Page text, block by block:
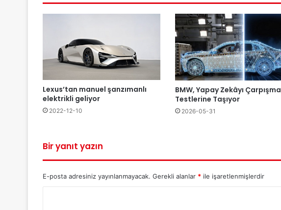
Lexus’tan manuel şanzımanlı
elektrikli geliyor
2022-12-10
BMW, Yapay Zekâyı Çarpışma
Testlerine Taşıyor
2026-05-31
Bir yanıt yazın
E-posta adresiniz yayınlanmayacak. Gerekli alanlar * ile işaretlenmişlerdir